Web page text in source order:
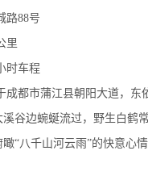
路88号
里
时车程
成都市蒲江县朝阳大道，东
谷边蜿蜒流过，野生白鹤
“八千山河云雨”的快意心